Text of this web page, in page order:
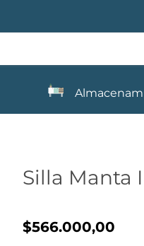
Silla Manta
$566.000,00